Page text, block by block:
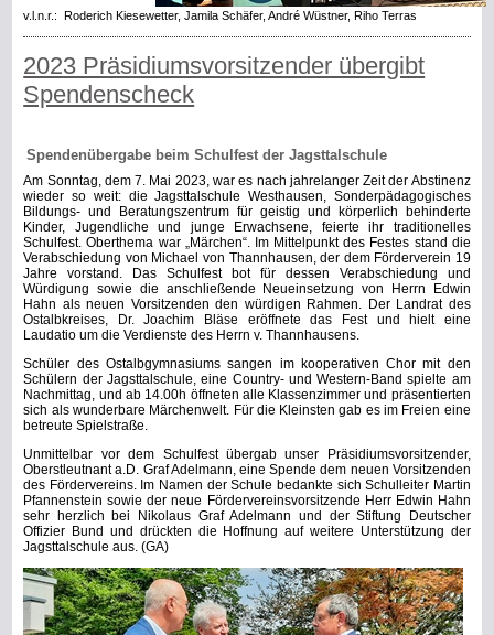
v.l.n.r.: Roderich Kiesewetter, Jamila Schäfer, André Wüstner, Riho Terras
2023 Präsidiumsvorsitzender übergibt
Spendenscheck
Spendenübergabe beim Schulfest der Jagsttalschule
Am Sonntag, dem 7. Mai 2023, war es nach jahrelanger Zeit der Abstinenz
wieder so weit: die Jagsttalschule Westhausen, Sonderpädagogisches
Bildungs- und Beratungszentrum für geistig und körperlich behinderte
Kinder, Jugendliche und junge Erwachsene, feierte ihr traditionelles
Schulfest. Oberthema war „Märchen“. Im Mittelpunkt des Festes stand die
Verabschiedung von Michael von Thannhausen, der dem Förderverein 19
Jahre vorstand. Das Schulfest bot für dessen Verabschiedung und
Würdigung sowie die anschließende Neueinsetzung von Herrn Edwin
Hahn als neuen Vorsitzenden den würdigen Rahmen. Der Landrat des
Ostalbkreises, Dr. Joachim Bläse eröffnete das Fest und hielt eine
Laudatio um die Verdienste des Herrn v. Thannhausens.
Schüler des Ostalbgymnasiums sangen im kooperativen Chor mit den
Schülern der Jagsttalschule, eine Country- und Western-Band spielte am
Nachmittag, und ab 14.00h öffneten alle Klassenzimmer und präsentierten
sich als wunderbare Märchenwelt. Für die Kleinsten gab es im Freien eine
betreute Spielstraße.
Unmittelbar vor dem Schulfest übergab unser Präsidiumsvorsitzender,
Oberstleutnant a.D. Graf Adelmann, eine Spende dem neuen Vorsitzenden
des Fördervereins. Im Namen der Schule bedankte sich Schulleiter Martin
Pfannenstein sowie der neue Fördervereinsvorsitzende Herr Edwin Hahn
sehr herzlich bei Nikolaus Graf Adelmann und der Stiftung Deutscher
Offizier Bund und drückten die Hoffnung auf weitere Unterstützung der
Jagsttalschule aus. (GA)